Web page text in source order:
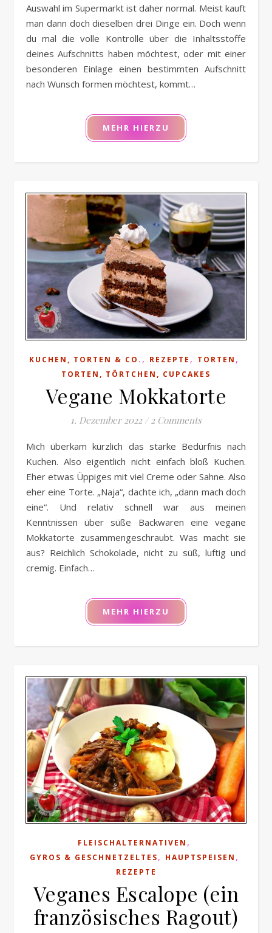
Auswahl im Supermarkt ist daher normal. Meist kauft
man dann doch dieselben drei Dinge ein. Doch wenn
du mal die volle Kontrolle über die Inhaltsstoffe
deines Aufschnitts haben möchtest, oder mit einer
besonderen Einlage einen bestimmten Aufschnitt
nach Wunsch formen möchtest, kommt…
MEHR HIERZU
KUCHEN, TORTEN & CO. , REZEPTE , TORTEN ,
TORTEN, TÖRTCHEN, CUPCAKES
Vegane Mokkatorte
1. Dezember 2022 / 2 Comments
Mich überkam kürzlich das starke Bedürfnis nach
Kuchen. Also eigentlich nicht einfach bloß Kuchen.
Eher etwas Üppiges mit viel Creme oder Sahne. Also
eher eine Torte. „Naja“, dachte ich, „dann mach doch
eine“. Und relativ schnell war aus meinen
Kenntnissen über süße Backwaren eine vegane
Mokkatorte zusammengeschraubt. Was macht sie
aus? Reichlich Schokolade, nicht zu süß, luftig und
cremig. Einfach…
MEHR HIERZU
FLEISCHALTERNATIVEN ,
GYROS & GESCHNETZELTES, HAUPTSPEISEN ,
REZEPTE
Veganes Escalope (ein
französisches Ragout)